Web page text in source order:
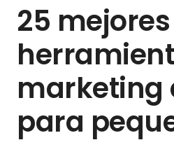
25 mejores
marketing
para